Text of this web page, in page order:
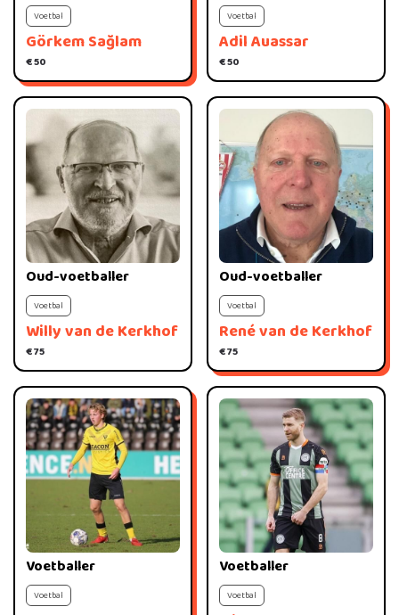
Görkem Sağlam
€ 50
Voetbal
Adil Auassar
€ 50
Voetbal
Willy van de Kerkhof
Oud-voetballer
€ 75
Voetbal
René van de Kerkhof
Oud-voetballer
€ 75
Voetbal
Voetballer
Voetbal
Voetballer
Voetbal